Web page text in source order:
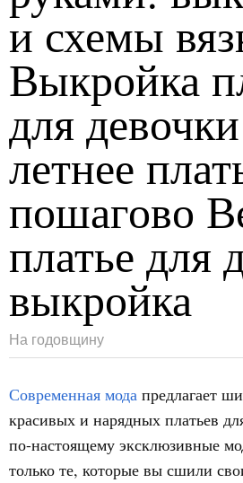
и схемы
Выкройка
для
летнее
пошагово
платье для
выкройка
На годовщину
Современная мода предлагает
красивых и нарядных платьев
по-настоящему эксклюзивные
только те, которые вы сшили